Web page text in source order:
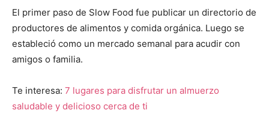
El primer paso de Slow Food fue publicar un directorio de
productores de alimentos y comida orgánica. Luego se
estableció como un mercado semanal para acudir con
amigos o familia.
Te interesa: 7 lugares para disfrutar un almuerzo
saludable y delicioso cerca de ti